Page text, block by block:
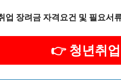
업 장려금 자격요건 및 필요서
👉 청년취